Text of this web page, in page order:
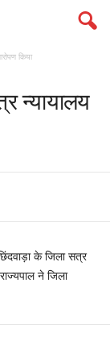
किया
न्यायालय
के जिला सत्र
ने जिला